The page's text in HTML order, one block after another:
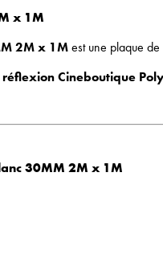
x 1M
2M x 1Mest une plaque
réflexion Cineboutique
30MM 2M x 1M